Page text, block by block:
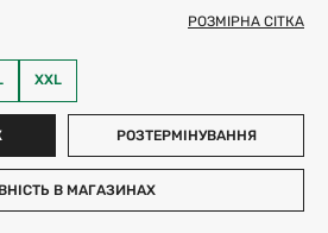
РОЗМІРНА СІТКА
XXL
РОЗТЕРМІНУВАННЯ
В МАГАЗИНАХ